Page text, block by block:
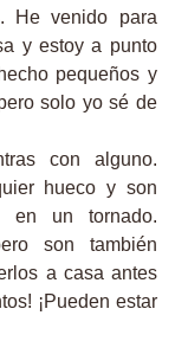
He venido para
y estoy a punto
pequeños y
solo yo sé de
con alguno.
hueco y son
en un tornado.
son también
a casa antes
¡Pueden estar